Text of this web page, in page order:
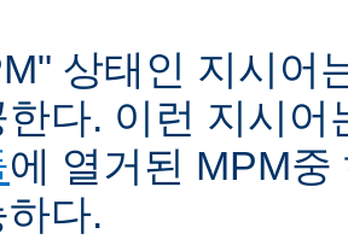
상태인 지시어
다. 이런 지시어
에 열거된 MPM
다.